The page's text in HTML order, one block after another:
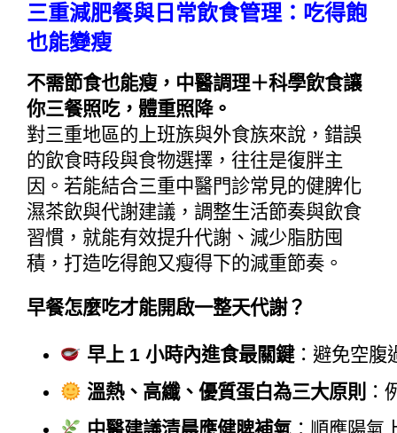
三重減肥餐與日常飲食管理：吃得飽
也能變瘦
不需節食也能瘦，中醫調理＋科學飲食讓
你三餐照吃，體重照降。
對三重地區的上班族與外食族來說，錯誤
的飲食時段與食物選擇，往往是復胖主
因。若能結合三重中醫門診常見的健脾化
濕茶飲與代謝建議，調整生活節奏與飲食
習慣，就能有效提升代謝、減少脂肪囤
積，打造吃得飽又瘦得下的減重節奏。
早餐怎麼吃才能開啟一整天代謝？
早上 1 小時內進食最關鍵：避免空腹
溫熱、高纖、優質蛋白為三大原則 ：